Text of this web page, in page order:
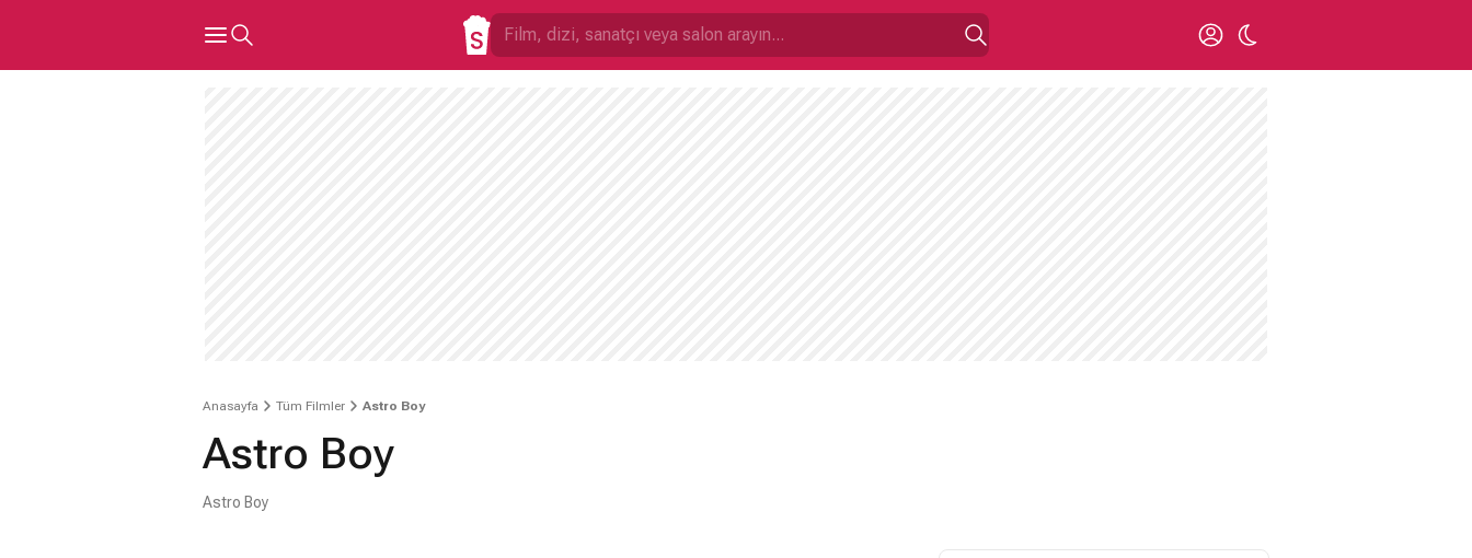
Anasayfa Tüm Filmler Astro Boy
Astro Boy
Astro Boy